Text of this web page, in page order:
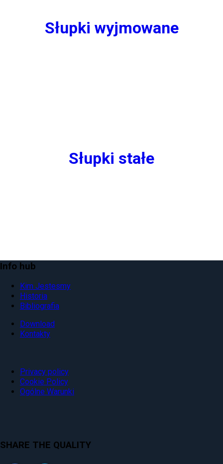
Słupki wyjmowane
Słupki stałe
Info hub
Kim Jestesmy
Historia
Bibliografia
Download
Kontakty
Privacy policy
Cookie Policy
Ogólne Warunki
SHARE THE QUALITY